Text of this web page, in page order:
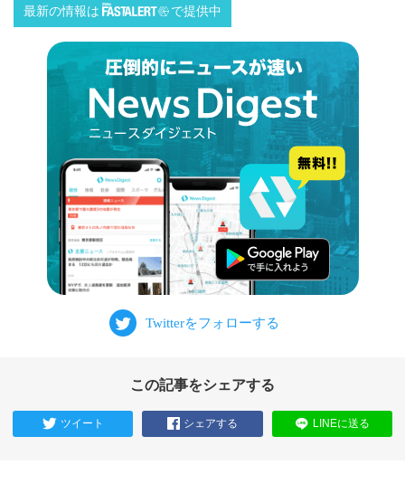
最新の情報は で提供中
この記事をシェアする
ツイート シェアする LINEに送る